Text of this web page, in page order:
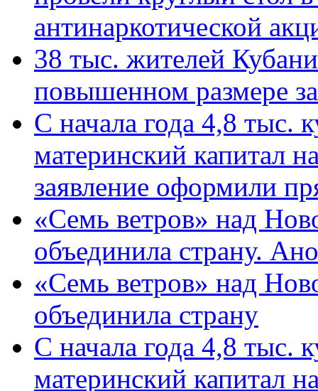
антинаркотической
38 тыс. жителей
повышенном размере
С начала года 4,8 тыс.
материнский капитал
заявление оформили
«Семь ветров» над
объединила страну.
«Семь ветров» над
объединила страну
С начала года 4,8 тыс.
материнский капитал